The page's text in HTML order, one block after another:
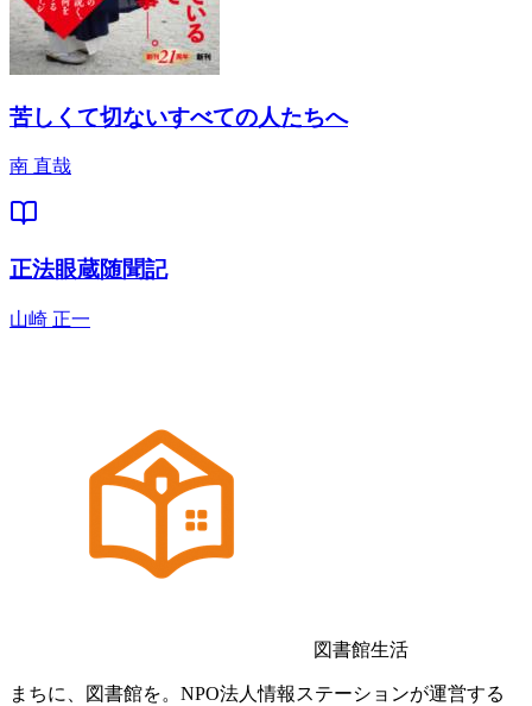
苦しくて切ないすべての人たちへ
南 直哉
正法眼蔵随聞記
山崎 正一
図書館生活
まちに、図書館を。NPO法人情報ステーションが運営する